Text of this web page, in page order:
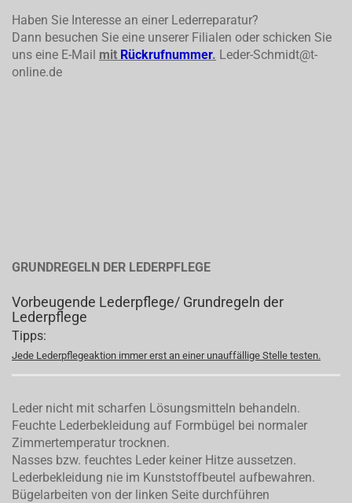
Haben Sie Interesse an einer Lederreparatur?
Dann besuchen Sie eine unserer Filialen oder schicken Sie
uns eine E-Mail mit Rückrufnummer. Leder-Schmidt@t-
online.de
GRUNDREGELN DER LEDERPFLEGE
Vorbeugende Lederpflege/ Grundregeln der
Lederpflege
Tipps:
Jede Lederpflegeaktion immer erst an einer unauffällige Stelle testen.
Leder nicht mit scharfen Lösungsmitteln behandeln.
Feuchte Lederbekleidung auf Formbügel bei normaler
Zimmertemperatur trocknen.
Nasses bzw. feuchtes Leder keiner Hitze aussetzen.
Lederbekleidung nie im Kunststoffbeutel aufbewahren.
Bügelarbeiten von der linken Seite durchführen